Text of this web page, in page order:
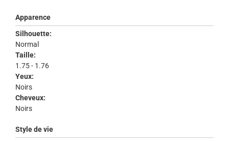
Apparence
Silhouette:
Normal
Taille:
1.75 - 1.76
Yeux:
Noirs
Cheveux:
Noirs
Style de vie